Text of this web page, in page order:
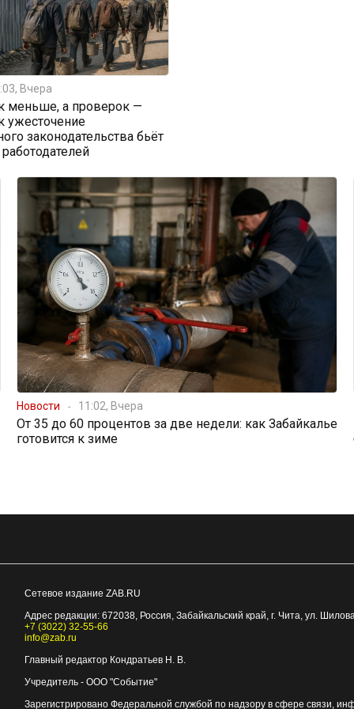
Вчера
меньше, а проверок —
ужесточение
законодательства бьёт
Новости 11:02, Вчера
От 35 до 60 процентов за две недели: как Забайкалье
готовится к зиме
Сетевое издание ZAB.RU
Адрес редакции: 672038, Россия, Забайкальский край, г. Чита, ул.
+7 (3022) 32-55-66
info@zab.ru
Главный редактор Кондратьев Н. В.
Учредитель - ООО "Событие"
Зарегистрировано Федеральной службой по надзору в сфере связи,